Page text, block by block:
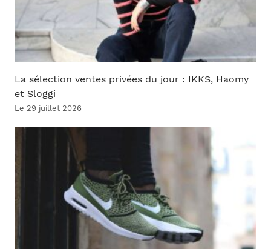
La sélection ventes privées du jour : IKKS, Haomy
et Sloggi
Le 29 juillet 2026